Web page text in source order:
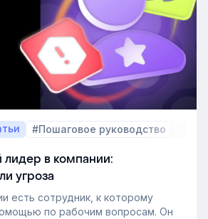
#Пошаговое руководство
в компании:
угроза
есть сотрудник, к которому
по рабочим вопросам. Он